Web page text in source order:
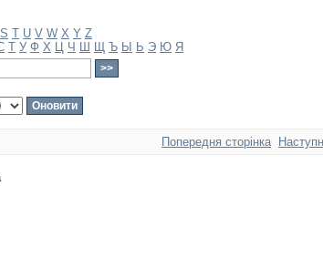
S T U V W X Y Z
Т У Ф Х Ц Ч Ш Щ Ъ Ы Ь Э Ю Я
Попередня сторінка